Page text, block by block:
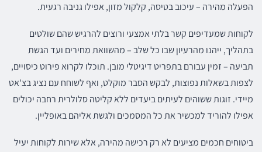
הפעלה מהירה – עיכוב בטיסה, קלקול מזון, אפילו גניבה רגעית.
לקוחות שמעדיפים קשר בלתי אמצעי ורוצים להרגיש שהם שולטים
בתהליך, ייהנו מהרעיון שבו כל שלב – מהשוואת מחירים ועד הגשת
תביעה – זמין עבורם בתפריט דיגיטלי מובן. תוכלו לקרוא פירוט כיסויים,
לצפות בשאלות נפוצות, לבקש הסבר מוקלט, ואף לשוחח עם נציג בצ'אט
מיידי. זוגות ששוהים לעיתים ביעדים ללא קליטה סלולרית רחבה יכולים
אפילו להוריד למכשיר את כל המסמכים ולגשת אליהם באופליין.
ביטוחים חכמים מציעים לא רק רכישה מהירה, אלא שירות לקוחות יעיל